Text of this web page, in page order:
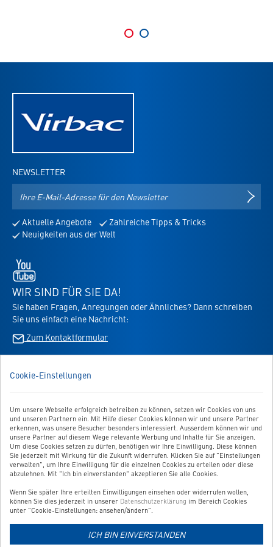
Cookie-Einstellungen
Um unsere Webseite erfolgreich betreiben zu können, setzen wir Cookies von uns
und unseren Partnern ein. Mit Hilfe dieser Cookies können wir und unsere Partner
erkennen, was unsere Besucher besonders interessiert. Ausserdem können wir und
unsere Partner auf diesem Wege relevante Werbung und Inhalte für Sie anzeigen.
Um diese Cookies setzen zu dürfen, benötigen wir Ihre Einwilligung. Diese können
Sie jederzeit mit Wirkung für die Zukunft widerrufen. Klicken Sie auf "Einstellungen
verwalten", um Ihre Einwilligung für die einzelnen Cookies zu erteilen oder diese
abzulehnen. Mit "Ich bin einverstanden" akzeptieren Sie alle Cookies.
Wenn Sie später Ihre erteilten Einwilligungen einsehen oder widerrufen wollen,
können Sie dies jederzeit in unserer Datenschutzerklärung im Bereich Cookies
unter "Cookie-Einstellungen: ansehen/ändern".
ICH BIN EINVERSTANDEN
NEWSLETTER
Mail-
für
den
Aktuelle Angebote
Zahlreiche Tipps & Tricks
Neuigkeiten aus der Welt
öffnet
neuem
Tab
WIR SIND FÜR SIE DA!
Sie haben Fragen, Anregungen oder Ähnliches? Dann schreiben
Sie uns einfach eine Nachricht:
Zum Kontaktformular
UNSER SERVICE
UNSERE TOP-KATEGORIEN
GEPRÜFTE QUALITÄT
Link
zur
Zahlungsarten-